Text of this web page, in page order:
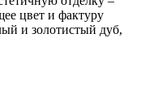
цвет и фактуру
и золотистый дуб,